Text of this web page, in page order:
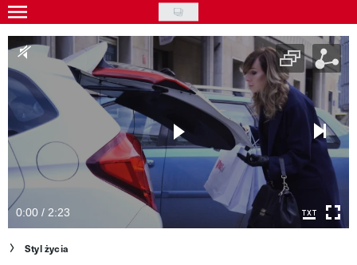
Skip
to
main
content
Gwiazdy
Ludzie
Moda
Uroda
Styl życia
Kultura
Wideo
0:00 / 2:23
Styl życia